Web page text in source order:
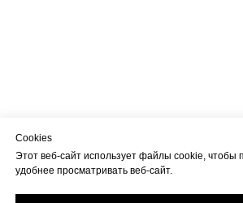
Cookies
Этот веб-сайт использует файлы cookie, чтобы
удобнее просматривать веб-сайт.